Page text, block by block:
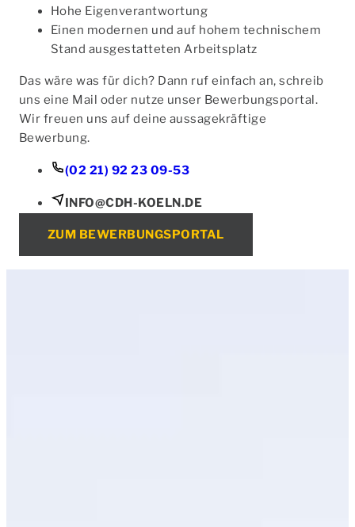
Hohe Eigenverantwortung
Einen modernen und auf hohem technischem
Stand ausgestatteten Arbeitsplatz
Das wäre was für dich? Dann ruf einfach an, schreib
uns eine Mail oder nutze unser Bewerbungsportal.
Wir freuen uns auf deine aussagekräftige
Bewerbung.
(02 21) 92 23 09-53
INFO@CDH-KOELN.DE
ZUM BEWERBUNGSPORTAL